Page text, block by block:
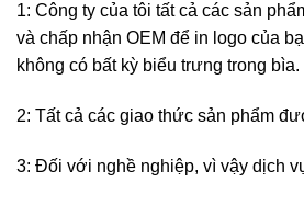
1: Công ty của tôi tất cả các sản
và chấp nhận OEM để in logo của
không có bất kỳ biểu trưng trong bìa.
2: Tất cả các giao thức sản phẩm
3: Đối với nghề nghiệp, vì vậy dịch